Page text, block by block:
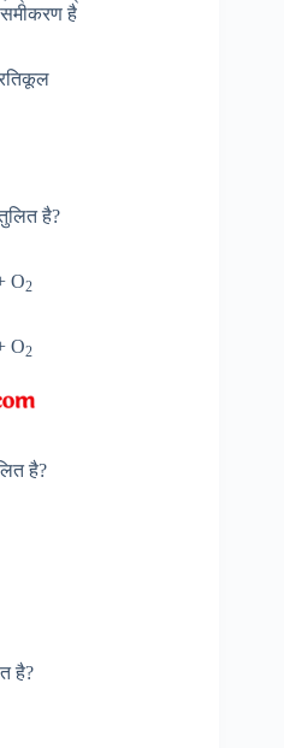
है
है?
O2
O2
है?
है?